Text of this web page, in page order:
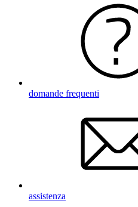
domande frequenti
assistenza